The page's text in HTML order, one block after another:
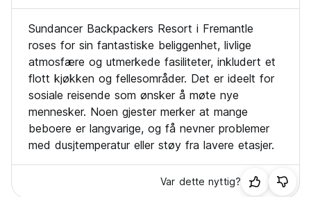
Sundancer Backpackers Resort i Fremantle
roses for sin fantastiske beliggenhet, livlige
atmosfære og utmerkede fasiliteter, inkludert et
flott kjøkken og fellesområder. Det er ideelt for
sosiale reisende som ønsker å møte nye
mennesker. Noen gjester merker at mange
beboere er langvarige, og få nevner problemer
med dusjtemperatur eller støy fra lavere etasjer.
Var dette nyttig?